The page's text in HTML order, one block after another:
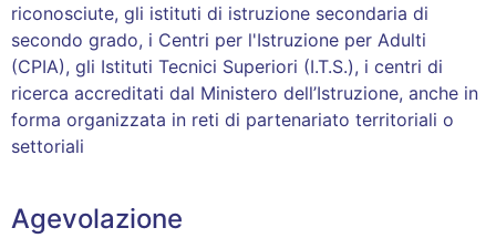
riconosciute, gli istituti di istruzione secondaria di
secondo grado, i Centri per l'Istruzione per Adulti
(CPIA), gli Istituti Tecnici Superiori (I.T.S.), i centri di
ricerca accreditati dal Ministero dell’Istruzione, anche in
forma organizzata in reti di partenariato territoriali o
settoriali
Agevolazione